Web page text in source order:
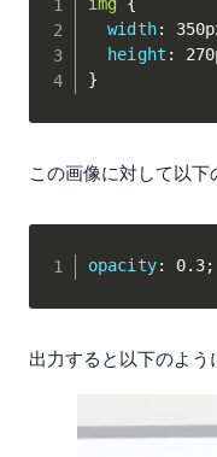
img {
width:
height :
}
この画像に対して以下
opacity: 0.3;
出力すると以下のよう